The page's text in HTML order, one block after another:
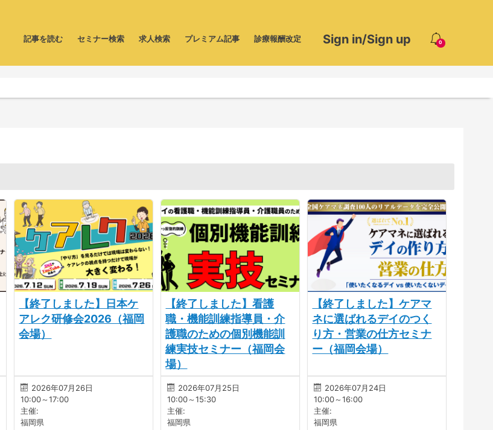
0
Sign in/Sign up
記事を読む セミナー検索 求人検索 プレミアム記事 診療報酬改定
【終了しました】日本ケ
アレク研修会2026（福岡
会場）
2026年07月26日
10:00～17:00
主催:
福岡県
【終了しました】看護
職・機能訓練指導員・介
護職のための個別機能訓
練実技セミナー（福岡会
場）
2026年07月25日
10:00～15:30
主催:
福岡県
【終了しました】ケアマ
ネに選ばれるデイのつく
り方・営業の仕方セミナ
ー（福岡会場）
2026年07月24日
10:00～16:00
主催:
福岡県